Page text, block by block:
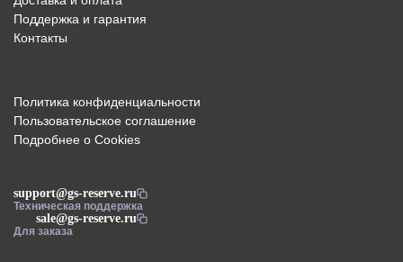
support@gs-reserve.ru
Техническая поддержка
sale@gs-reserve.ru
Для заказа
Поддержка и гарантия
Контакты
Политика конфиденциальности
Пользовательское соглашение
Подробнее о Cookies